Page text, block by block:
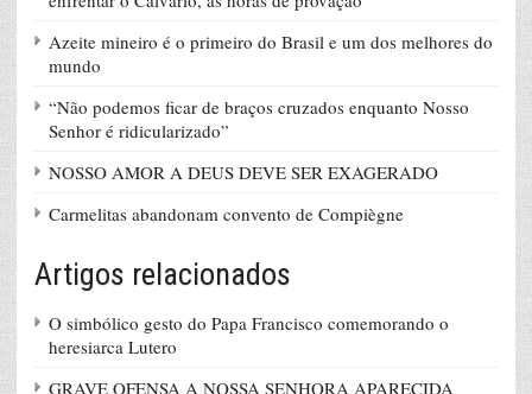
Azeite mineiro é o primeiro do Brasil e um dos melhores do
mundo
“Não podemos ficar de braços cruzados enquanto Nosso
Senhor é ridicularizado”
NOSSO AMOR A DEUS DEVE SER EXAGERADO
Carmelitas abandonam convento de Compiègne
Artigos relacionados
O simbólico gesto do Papa Francisco comemorando o
heresiarca Lutero
GRAVE OFENSA A NOSSA SENHORA APARECIDA